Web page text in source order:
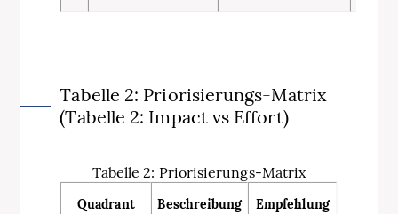
Tabelle 2: Priorisierungs-Matrix
(Tabelle 2: Impact vs Effort)
Tabelle 2: Priorisierungs-Matrix
Quadrant Beschreibung Empfehlung